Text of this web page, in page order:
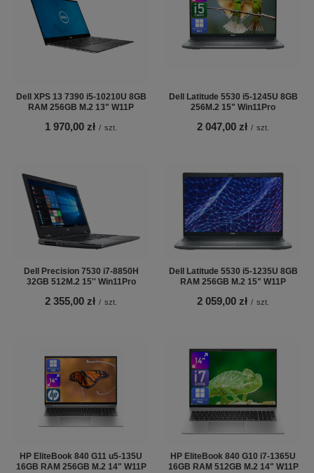
Dell XPS 13 7390 i5-10210U 8GB
RAM 256GB M.2 13" W11P
1 970,00 zł / szt.
Dell Latitude 5530 i5-1245U 8GB
256M.2 15" Win11Pro
2 047,00 zł / szt.
Dell Precision 7530 i7-8850H
32GB 512M.2 15'' Win11Pro
2 355,00 zł / szt.
Dell Latitude 5530 i5-1235U 8GB
RAM 256GB M.2 15" W11P
2 059,00 zł / szt.
HP EliteBook 840 G11 u5-135U
16GB RAM 256GB M.2 14" W11P
HP EliteBook 840 G10 i7-1365U
16GB RAM 512GB M.2 14" W11P